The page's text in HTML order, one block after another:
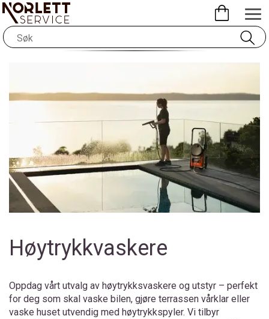
Høytrykkvaskere
Oppdag vårt utvalg av høytrykksvaskere og utstyr – perfekt
for deg som skal vaske bilen, gjøre terrassen vårklar eller
vaske huset utvendig med høytrykkspyler. Vi tilbyr